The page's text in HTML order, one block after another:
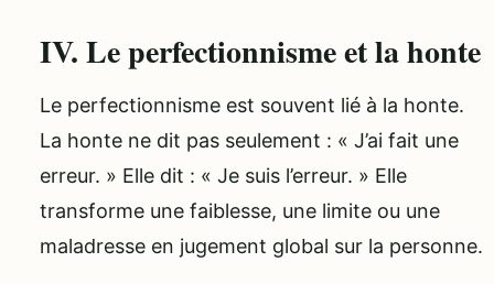
IV. Le perfectionnisme et la honte
Le perfectionnisme est souvent lié à la honte.
La honte ne dit pas seulement : « J’ai fait une
erreur. » Elle dit : « Je suis l’erreur. » Elle
transforme une faiblesse, une limite ou une
maladresse en jugement global sur la personne.